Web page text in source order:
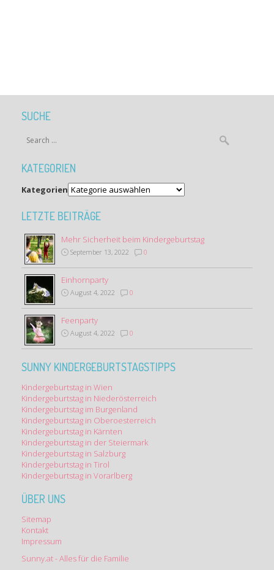
SUCHE
KATEGORIEN
Kategorien
LETZTE BEITRÄGE
Mehr Sicherheit beim Kindergeburtstag
September 13, 2022 0
Einhornparty
August 4, 2022 0
Feenparty
August 4, 2022 0
SUNNY KINDERGEBURTSTAGSTIPPS
Kindergeburtstag in Wien
Kindergeburtstag in Niederösterreich
Kindergeburtstag im Burgenland
Kindergeburtstag in Oberoesterreich
Kindergeburtstag in Kärnten
Kindergeburtstag in der Steiermark
Kindergeburtstag in Salzburg
Kindergeburtstag in Tirol
Kindergeburtstag in Vorarlberg
ÜBER UNS
Sitemap
Kontakt
Impressum
Sunny.at - Alles für die Familie